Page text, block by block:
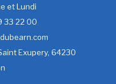
et Lundi
33 22 00
Exupery, 64230